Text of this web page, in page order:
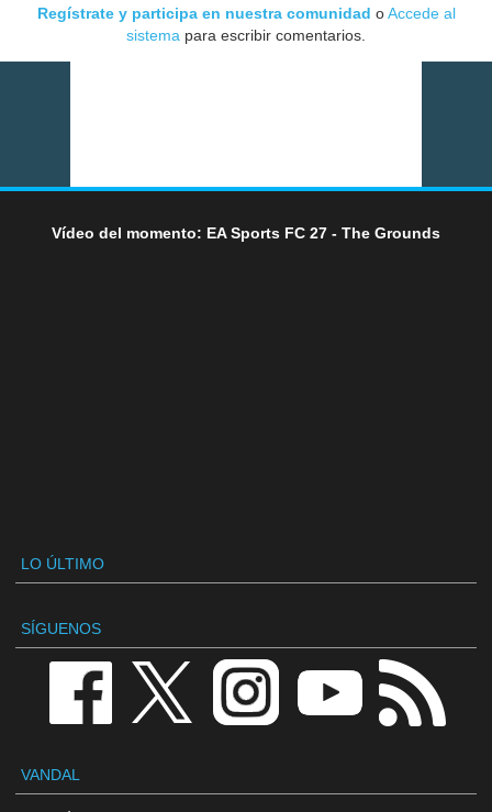
Regístrate y participa en nuestra comunidad oAccede al
sistema para escribir comentarios.
Vídeo del momento: EA Sports FC 27 - The Grounds
LO ÚLTIMO
SÍGUENOS
VANDAL